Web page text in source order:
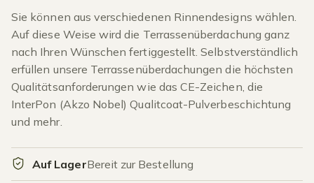
Sie können aus verschiedenen Rinnendesigns wählen.
Auf diese Weise wird die Terrassenüberdachung ganz
nach Ihren Wünschen fertiggestellt. Selbstverständlich
erfüllen unsere Terrassenüberdachungen die höchsten
Qualitätsanforderungen wie das CE-Zeichen, die
InterPon (Akzo Nobel) Qualitcoat-Pulverbeschichtung
und mehr.
Auf LagerBereit zur Bestellung